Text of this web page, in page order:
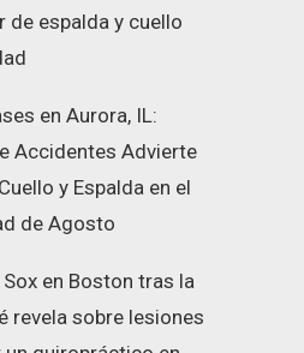
de espalda y cuello
en Aurora, IL:
Accidentes Advierte
y Espalda en el
de Agosto
en Boston tras la
revela sobre lesiones